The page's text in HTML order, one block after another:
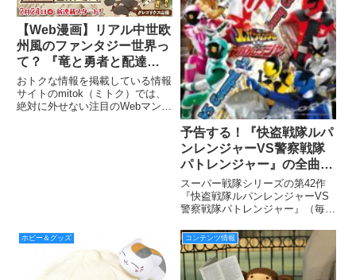
【Web漫画】リアル中世欧
州風のファンタジー世界っ
て？ 『竜と勇者と配達
人』は歴史好き必読の期待
作！
おトクな情報を掲載している情報
サイトのmitok（ミトク）では、
絶対に外せない注目のWebマンガ
予告する！『快盗戦隊ルパ
ンレンジャーVS警察戦隊
パトレンジャー』の全曲集
CDが2019年1月23日に！
サウンドトラックCDが
2019年2月20日に発売決
定〜〜♪
スーパー戦隊シリーズの第42作
『快盗戦隊ルパンレンジャーVS
警察戦隊パトレンジャー』（毎週
系にて絶賛放送中）の歌を、すべ
て収録した全曲集「快盗戦隊ルパ
ンレンジャーVS警察戦隊パトレ
ンジャー VSコンプリートソ
ホビー＆グッズ コンテンツ情報